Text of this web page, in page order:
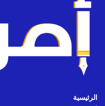
الرئيسية